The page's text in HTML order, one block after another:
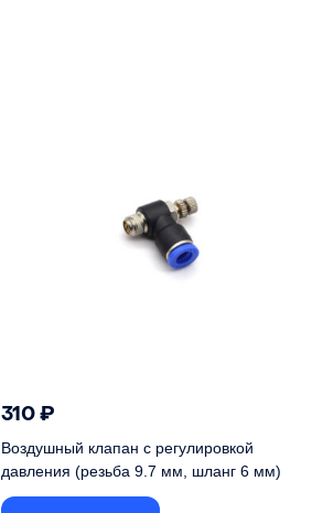
310₽
Воздушный клапан с регулировкой
давления (резьба 9.7 мм, шланг 6 мм)